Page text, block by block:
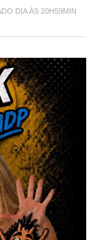
DIA ÀS 20H59MIN